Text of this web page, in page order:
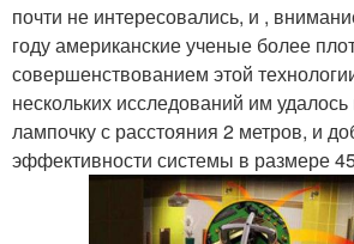
почти не интересовались, и ,
году американские ученые более
совершенствованием этой
нескольких исследований им
лампочку с расстояния 2 метров, и
эффективности системы в размере